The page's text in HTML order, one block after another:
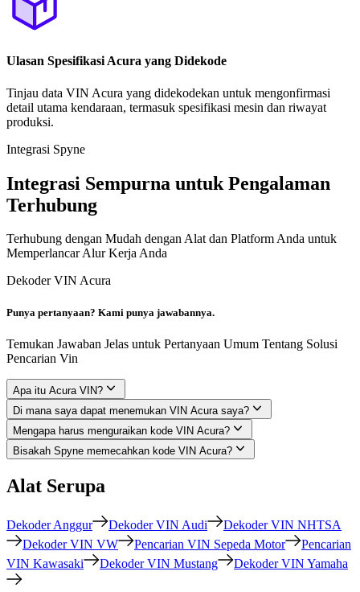
Ulasan Spesifikasi Acura yang Didekode
Tinjau data VIN Acura yang didekodekan untuk mengonfirmasi
detail utama kendaraan, termasuk spesifikasi mesin dan riwayat
produksi.
Integrasi Spyne
Integrasi Sempurna untuk Pengalaman
Terhubung
Terhubung dengan Mudah dengan Alat dan Platform Anda untuk
Memperlancar Alur Kerja Anda
Dekoder VIN Acura
Punya pertanyaan? Kami punya jawabannya.
Temukan Jawaban Jelas untuk Pertanyaan Umum Tentang Solusi
Pencarian Vin
Apa itu Acura VIN?
Di mana saya dapat menemukan VIN Acura saya?
Mengapa harus menguraikan kode VIN Acura?
Bisakah Spyne memecahkan kode VIN Acura?
Alat Serupa
Dekoder Anggur Dekoder VIN Audi
Dekoder VIN NHTSA
Dekoder VIN VW
Pencarian VIN Sepeda Motor
Pencarian
VIN Kawasaki
Dekoder VIN Mustang Dekoder VIN Yamaha